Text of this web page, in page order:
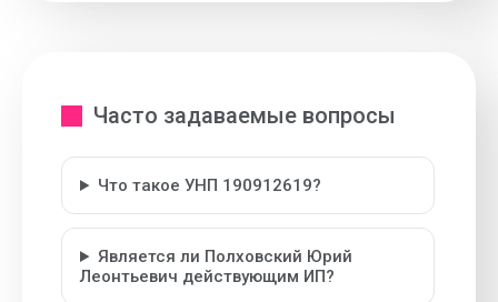
Часто задаваемые вопросы
Что такое УНП 190912619?
Является ли Полховский Юрий
Леонтьевич действующим ИП?